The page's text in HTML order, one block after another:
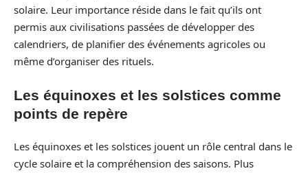
solaire. Leur importance réside dans le fait qu’ils ont
permis aux civilisations passées de développer des
calendriers, de planifier des événements agricoles ou
même d’organiser des rituels.
Les équinoxes et les solstices comme
points de repère
Les équinoxes et les solstices jouent un rôle central dans le
cycle solaire et la compréhension des saisons. Plus